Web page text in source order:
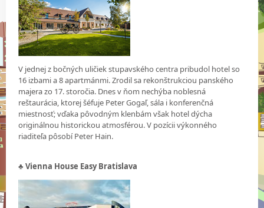
V jednej z bočných uličiek stupavského centra pribudol hotel so
16 izbami a 8 apartmánmi. Zrodil sa rekonštrukciou panského
majera zo 17. storočia. Dnes v ňom nechýba noblesná
reštaurácia, ktorej šéfuje Peter Gogaľ, sála i konferenčná
miestnosť; vďaka pôvodným klenbám však hotel dýcha
originálnou historickou atmosférou. V pozícii výkonného
riaditeľa pôsobí Peter Hain.
♣ Vienna House Easy Bratislava